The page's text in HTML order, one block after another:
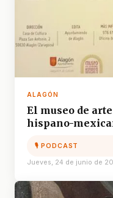
ALAGÓN
El museo de
hispano-
🎙 PODCAST
Jueves, 24 de junio de